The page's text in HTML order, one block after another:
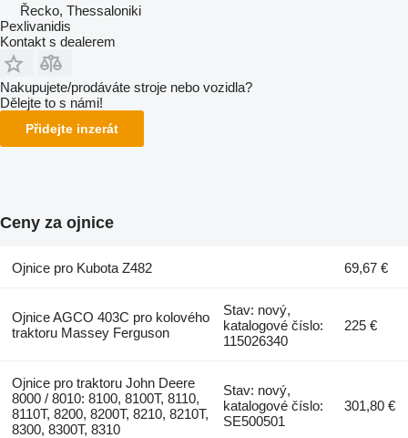
Řecko, Thessaloniki
Pexlivanidis
Kontakt s dealerem
Nakupujete/prodáváte stroje nebo vozidla?
Dělejte to s námi!
Přidejte inzerát
Ceny za ojnice
Ojnice pro Kubota Z482 69,67 €
Ojnice AGCO 403C pro kolového
traktoru Massey Ferguson
Stav: nový,
katalogové číslo:
115026340
225 €
Ojnice pro traktoru John Deere
8000 / 8010: 8100, 8100T, 8110,
8110T, 8200, 8200T, 8210, 8210T,
8300, 8300T, 8310
Stav: nový,
katalogové číslo:
SE500501
301,80 €